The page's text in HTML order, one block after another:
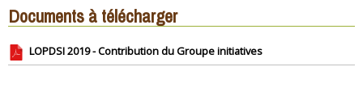
Documents à télécharger
LOPDSI 2019 - Contribution du Groupe initiatives